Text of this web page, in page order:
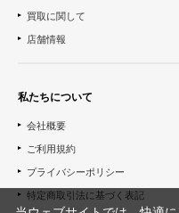
買取に関して
店舗情報
私たちについて
会社概要
ご利用規約
プライバシーポリシー
特定商取引法に基づく表記